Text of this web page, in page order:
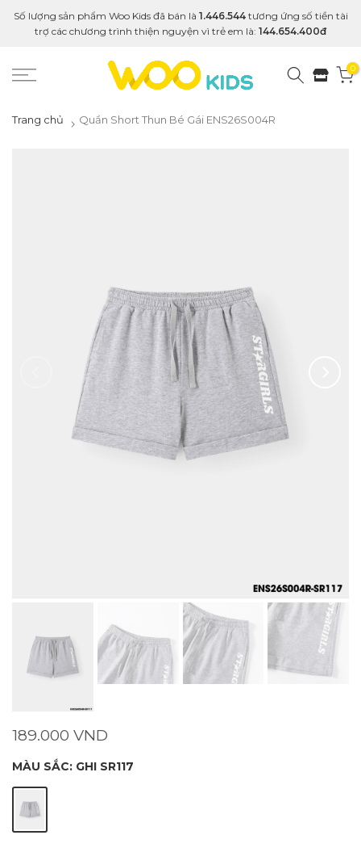
Số lượng sản phẩm Woo Kids đã bán là 1.446.544 tương ứng số tiền tài
trợ các chương trình thiện nguyện vì trẻ em là: 144.654.400đ
0
Trang chủ Quần Short Thun Bé Gái ENS26S004R
189.000 VND
MÀU SẮC: GHI SR117